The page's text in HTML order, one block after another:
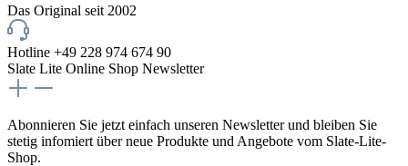
Das Original seit 2002
Hotline +49 228 974 674 90
Slate Lite Online Shop Newsletter
Abonnieren Sie jetzt einfach unseren Newsletter und bleiben Sie
stetig infomiert über neue Produkte und Angebote vom Slate-Lite-
Shop.